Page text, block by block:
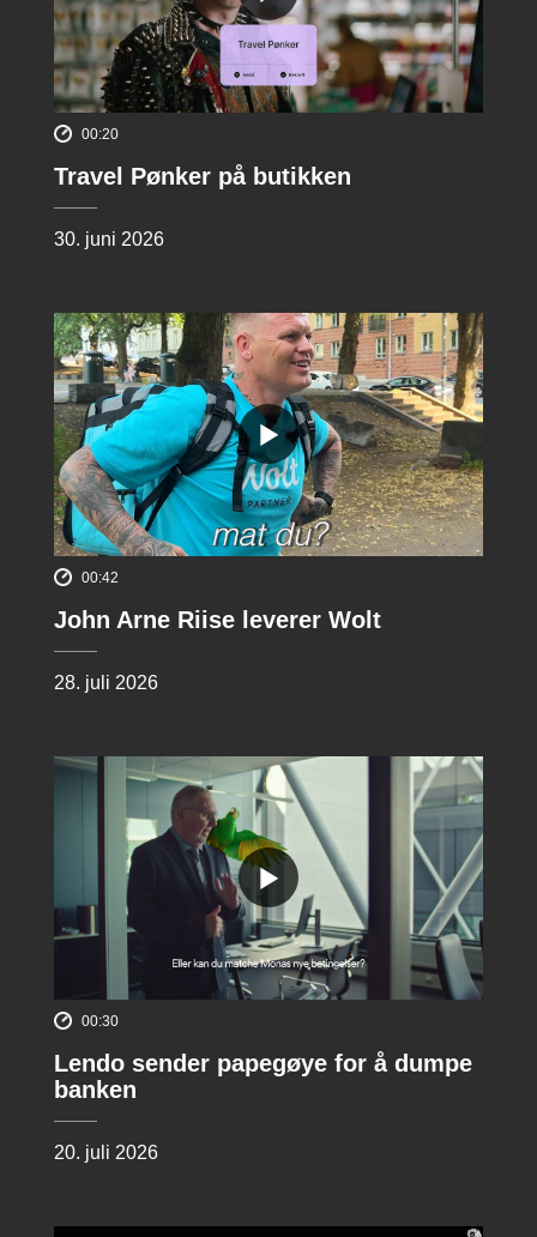
00:20
Travel Pønker på butikken
30. juni 2026
00:42
John Arne Riise leverer Wolt
28. juli 2026
00:30
Lendo sender papegøye for å dumpe
banken
20. juli 2026